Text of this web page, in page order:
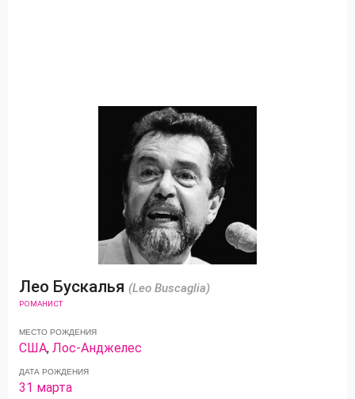
Лео Бускалья (Leo Buscaglia)
РОМАНИСТ
МЕСТО РОЖДЕНИЯ
США,Лос-Анджелес
ДАТА РОЖДЕНИЯ
31 марта